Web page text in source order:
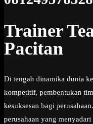
Trainer
Pacitan
Di tengah dinamika dunia
kompetitif, pembentukan
kesuksesan bagi
perusahaan yang